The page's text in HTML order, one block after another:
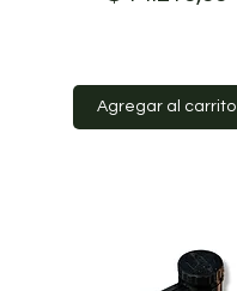
Agregar al carrito